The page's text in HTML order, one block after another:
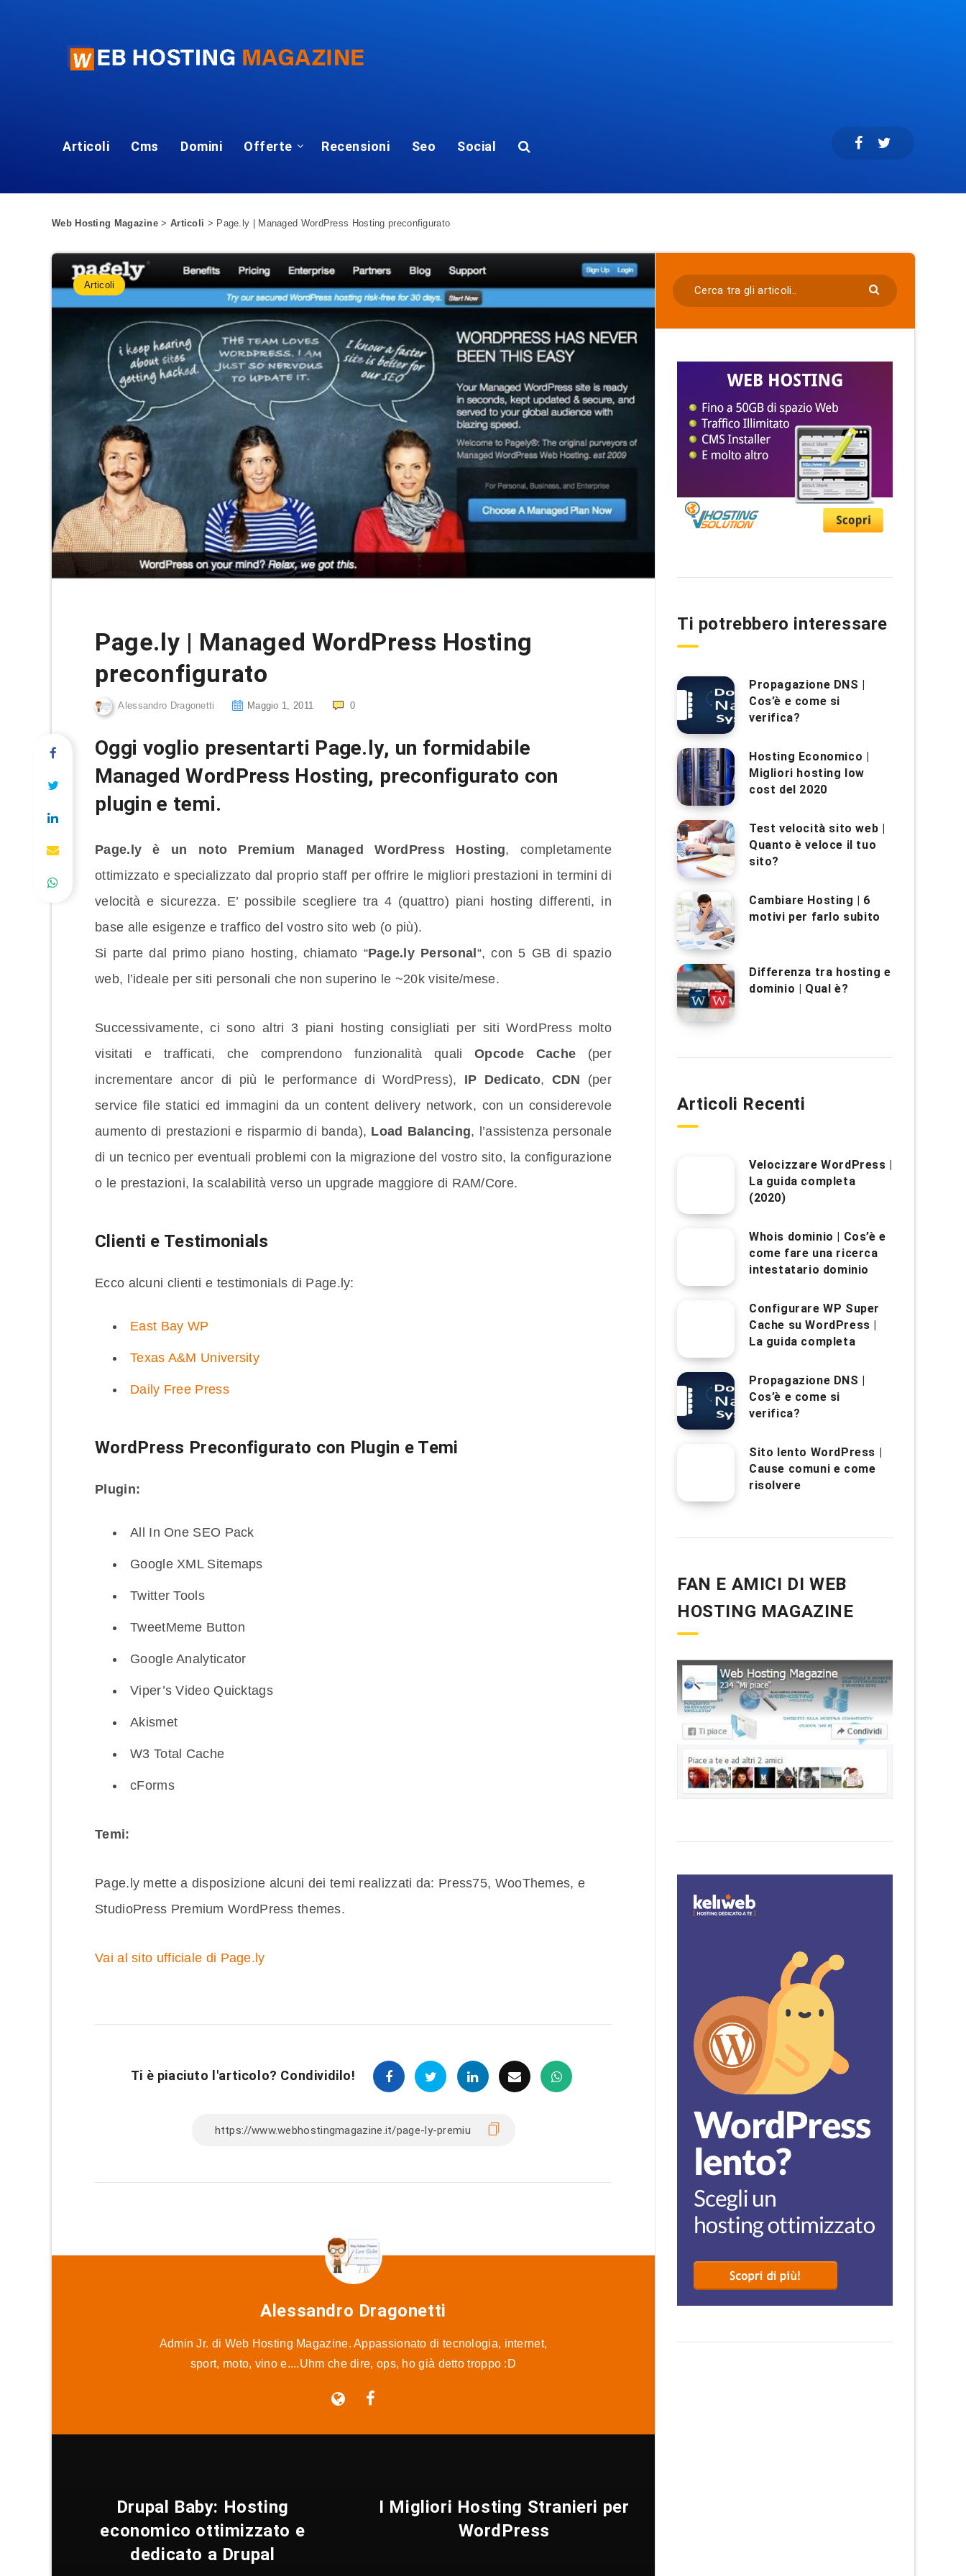
Articoli Cms Domini Offerte Recensioni Seo Social
Web Hosting Magazine > Articoli > Page.ly | Managed WordPress Hosting preconfigurato
Articoli
Page.ly | Managed WordPress Hosting
preconfigurato
Alessandro Dragonetti Maggio 1, 2011 0
Oggi voglio presentarti Page.ly, un formidabile
Managed WordPress Hosting, preconfigurato con
plugin e temi.
Page.ly è un noto Premium Managed WordPress Hosting, completamente
ottimizzato e specializzato dal proprio staff per offrire le migliori prestazioni in termini di
velocità e sicurezza. E’ possibile scegliere tra 4 (quattro) piani hosting differenti, in
base alle esigenze e traffico del vostro sito web (o più).
Si parte dal primo piano hosting, chiamato “Page.ly Personal“, con 5 GB di spazio
web, l’ideale per siti personali che non superino le ~20k visite/mese.
Successivamente, ci sono altri 3 piani hosting consigliati per siti WordPress molto
visitati e trafficati, che comprendono funzionalità qualiOpcode Cache (per
incrementare ancor di più le performance di WordPress), IP Dedicato, CDN (per
service file statici ed immagini da un content delivery network, con un considerevole
aumento di prestazioni e risparmio di banda), Load Balancing, l’assistenza personale
di un tecnico per eventuali problemi con la migrazione del vostro sito, la configurazione
o le prestazioni, la scalabilità verso un upgrade maggiore di RAM/Core.
Clienti e Testimonials
Ecco alcuni clienti e testimonials di Page.ly:
East Bay WP
Texas A&M University
Daily Free Press
WordPress Preconfigurato con Plugin e Temi
Plugin:
All In One SEO Pack
Google XML Sitemaps
Twitter Tools
TweetMeme Button
Google Analyticator
Viper’s Video Quicktags
Akismet
W3 Total Cache
cForms
Temi:
Page.ly mette a disposizione alcuni dei temi realizzati da: Press75, WooThemes, e
StudioPress Premium WordPress themes.
Vai al sito ufficiale di Page.ly
Ti è piaciuto l'articolo? Condividilo!
Alessandro Dragonetti
Admin Jr. di Web Hosting Magazine. Appassionato di tecnologia, internet,
sport, moto, vino e....Uhm che dire, ops, ho già detto troppo :D
Drupal Baby: Hosting
economico ottimizzato e
dedicato a Drupal
I Migliori Hosting Stranieri per
WordPress
Ti potrebbero interessare
Propagazione DNS |
Cos’è e come si
verifica?
Hosting Economico |
Migliori hosting low
cost del 2020
Test velocità sito web |
Quanto è veloce il tuo
sito?
Cambiare Hosting | 6
motivi per farlo subito
Differenza tra hosting e
dominio | Qual è?
Articoli Recenti
Velocizzare WordPress |
La guida completa
(2020)
Whois dominio | Cos’è e
come fare una ricerca
intestatario dominio
Configurare WP Super
Cache su WordPress |
La guida completa
Propagazione DNS |
Cos’è e come si
verifica?
Sito lento WordPress |
Cause comuni e come
risolvere
FAN E AMICI DI WEB
HOSTING MAGAZINE